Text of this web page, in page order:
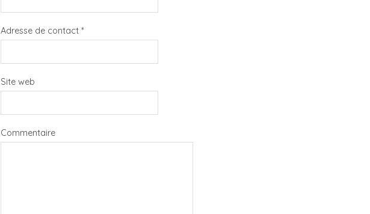
Adresse de contact *
Site web
Commentaire